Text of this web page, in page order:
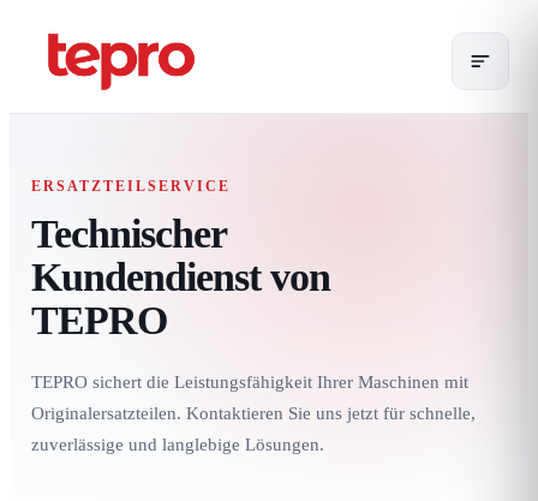
ERSATZTEILSERVICE
Technischer
Kundendienst von
TEPRO
TEPRO sichert die Leistungsfähigkeit Ihrer Maschinen mit
Originalersatzteilen. Kontaktieren Sie uns jetzt für schnelle,
zuverlässige und langlebige Lösungen.